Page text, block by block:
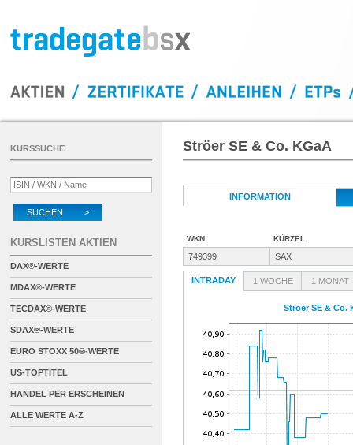
Ströer SE & Co. KGaA
INFORMATION
WKN KÜRZEL
749399 SAX
INTRADAY 1 WOCHE 1 MONAT
Ströer SE & Co.
KURSSUCHE
SUCHEN >
KURSLISTEN AKTIEN
DAX®-WERTE
MDAX®-WERTE
TECDAX®-WERTE
SDAX®-WERTE
EURO STOXX 50®-WERTE
US-TOPTITEL
HANDEL PER ERSCHEINEN
ALLE WERTE A-Z